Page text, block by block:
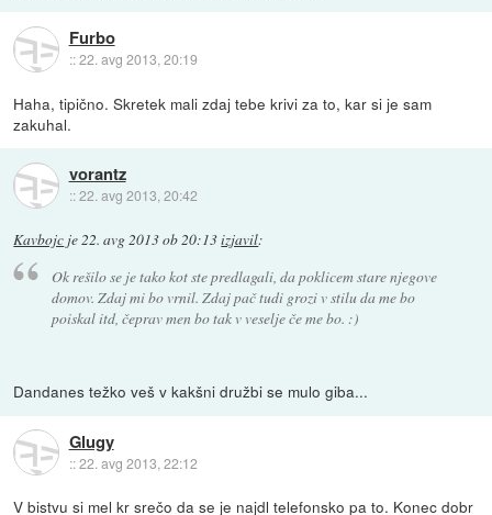
Furbo
::22. avg 2013, 20:19
Haha, tipično. Skretek mali zdaj tebe krivi za to, kar si je sam
zakuhal.
vorantz
::22. avg 2013, 20:42
Kavbojc je22. avg 2013 ob 20:13izjavil:
Ok rešilo se je tako kot ste predlagali, da poklicem stare njegove
domov. Zdaj mi bo vrnil. Zdaj pač tudi grozi v stilu da me bo
poiskal itd, čeprav men bo tak v veselje če me bo. :)
Dandanes težko veš v kakšni družbi se mulo giba...
Glugy
::22. avg 2013, 22:12
V bistvu si mel kr srečo da se je najdl telefonsko pa to. Konec dobr